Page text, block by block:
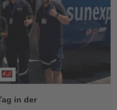
in der